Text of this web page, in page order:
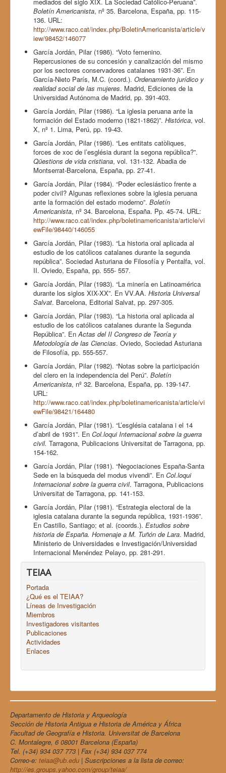
mediados del siglo XIX. La Sociedad Católico-Peruana”.
Boletín Americanista, nº 35. Barcelona, España, pp. 115-
136. URL:
http://www.raco.cat/index.php/BoletinAmericanista/article/v
iew/98452/146077
García Jordán, Pilar (1986). “Voto femenino.
Repercusiones de su concesión y canalización del mismo
por los sectores conservadores catalanes 1931-36”. En
García-Nieto París, M.C. (coord.). Ordenamiento jurídico y
realidad social de las mujeres. Madrid, Ediciones de la
Universidad Autónoma de Madrid, pp. 391-403.
García Jordán, Pilar (1986). “La iglesia peruana ante la
formación del Estado moderno (1821-1862)”. Histórica, vol.
X, nº 1. Lima, Perú, pp. 19-43.
García Jordán, Pilar (1986). “Les entitats catòliques,
forces de xoc de l’església durant la segona república?”.
Qüestions de vida cristiana, vol. 131-132. Abadia de
Montserrat-Barcelona, España, pp. 27-41.
García Jordán, Pilar (1984). “Poder eclesiástico frente a
poder civil? Algunas reflexiones sobre la iglesia peruana
ante la formación del estado moderno”. Boletín
Americanista, nº 34. Barcelona, España. Pp. 45-74. URL:
http://www.raco.cat/index.php/boletinamericanista/article/vi
ewFile/98440/146055
García Jordán, Pilar (1983). “La historia oral aplicada al
estudio de los católicos catalanes durante la segunda
república”. Sociedad Asturiana de Filosofía y Pentalfa, vol.
II. Oviedo, España, pp. 555- 557.
García Jordán, Pilar (1983). “La minería en Latinoamérica
durante los siglos XIX-XX”. En VV.AA. Historia Universal
Salvat. Barcelona, Editorial Salvat, pp. 297-305.
García Jordán, Pilar (1983). “La historia oral aplicada al
estudio de los católicos catalanes durante la Segunda
República”. EnActas del II Congreso de Teoría y
Metodología de las Ciencias. Oviedo, Sociedad Asturiana
de Filosofía, pp. 555-557.
García Jordán, Pilar (1982). “Notas sobre la participación
del clero en la independencia del Perú”. Boletín
Americanista, nº 32. Barcelona, España, pp. 139-147.
URL:
http://www.raco.cat/index.php/boletinamericanista/article/vi
ewFile/98421/164480
García Jordán, Pilar (1981). “L’església catalana i el 14
d’abril de 1931”. En Col.loqui Internacional sobre la guerra
civil. Tarragona, Publicacions Universitat de Tarragona, pp.
154-162.
García Jordán, Pilar (1981). “Negociaciones España-Santa
Sede en la búsqueda del modus vivendi”. En Col.loqui
Internacional sobre la guerra civil. Tarragona, Publicacions
Universitat de Tarragona, pp. 141-153.
García Jordán, Pilar (1981). “Estrategia electoral de la
iglesia catalana durante la segunda república, 1931-1936”.
En Castillo, Santiago; et al. (coords.). Estudios sobre
historia de España. Homenaje a M. Tuñón de Lara. Madrid,
Ministerio de Universidades e Investigación/Universidad
Internacional Menéndez Pelayo, pp. 281-291.
TEIAA
Portada
¿Qué es el TEIAA?
Líneas de Investigación
Miembros
Investigadores visitantes
Publicaciones
Actividades
Enlaces
Departamento de Historia y Arqueología
Sección de Historia Antigua e Historia de América y África
Facultad de Geografía e Historia. Universitat de Barcelona
C. Montalegre, 6 08001 Barcelona (España)
Tel. (+34) 934 037 773 | Fax (+34) 934 037 774
Correo-e: teiaa@ub.edu | Suscripciones a la lista de correo:
http://es.groups.yahoo.com/group/teiaa/